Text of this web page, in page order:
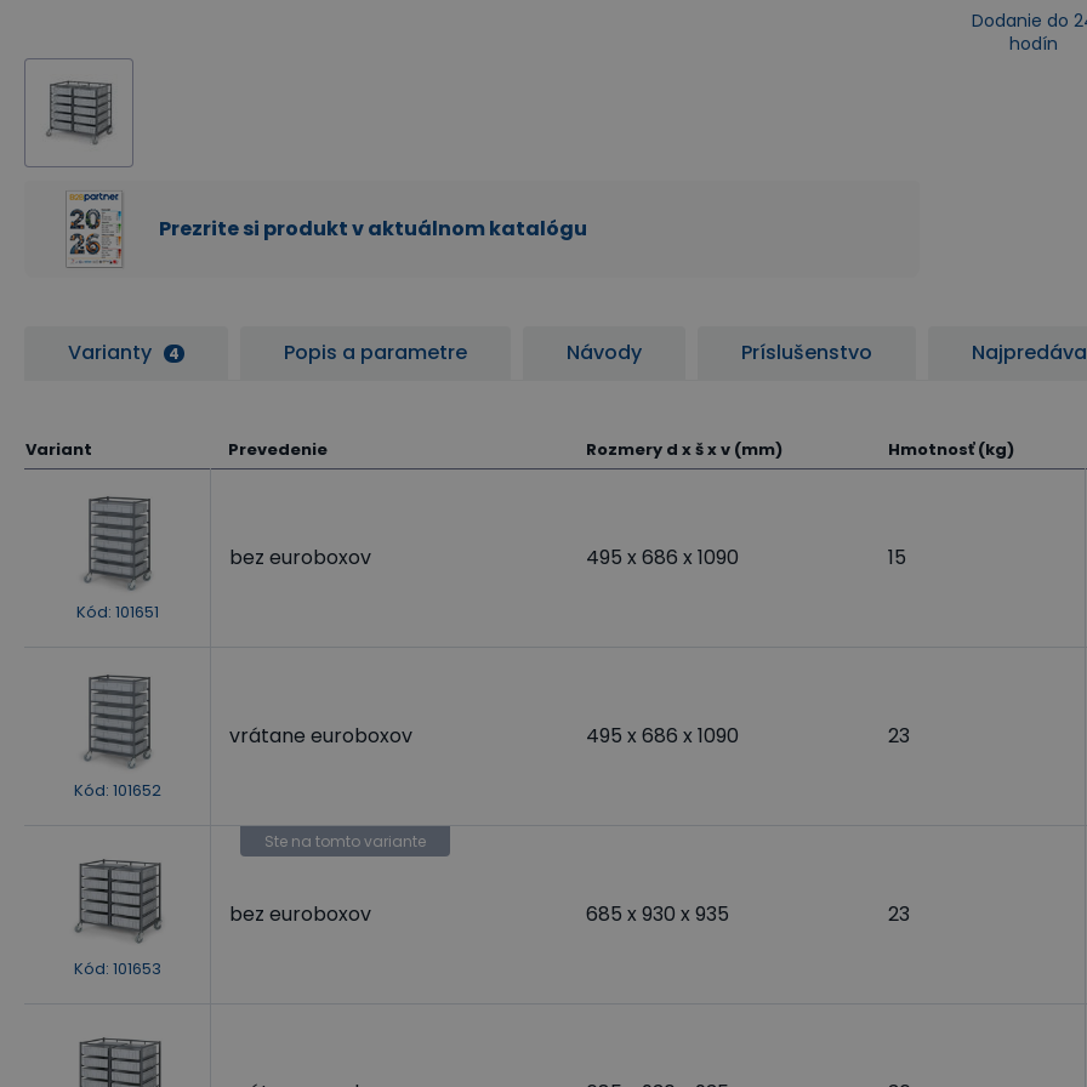
Prezrite si produkt v aktuálnom katalógu
Dodanie do
hodín
Varianty 4 Popis a parametre Návody Príslušenstvo
Variant Prevedenie Rozmery d x š x v (mm) Hmotnosť (kg)
Kód: 101651
bez euroboxov 495 x 686 x 1090 15
Kód: 101652
vrátane euroboxov 495 x 686 x 1090 23
Kód: 101653
Ste na tomto variante
bez euroboxov 685 x 930 x 935 23